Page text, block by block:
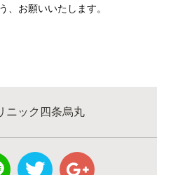
、お願いいたします。
ニック四条烏丸